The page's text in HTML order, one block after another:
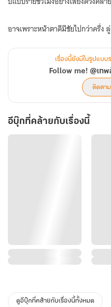
อาจเพราะหน้าตาดีมีชัยไปกว่าครึ่ง
ด้วยความที่เขามีพื้นฐานการยิงปืนระ
อาชีพมือปืนอย่างไม่ต้องสงสัย น่าเ
เวลาฝึกฝนให้เชี่ยวชาญยาวนานถึง
และเมื่อเก่งกาจจนหลับตาก็สามาร
หยวนเป็นสมาชิกคนสำคัญพลันขาด
หมิงย้ายออกจากทีม
***
เรื่องนี้ยังมีในรูปแบบ
Follow me! @เท
ติดตา
อีบุ๊กที่คล้ายกับเรื่องนี้
ดูอีบุ๊กที่คล้ายกับเรื่องนี้ทั้งหมด